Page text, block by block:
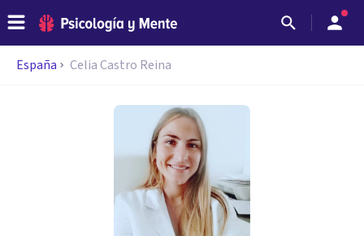
España Celia Castro Reina